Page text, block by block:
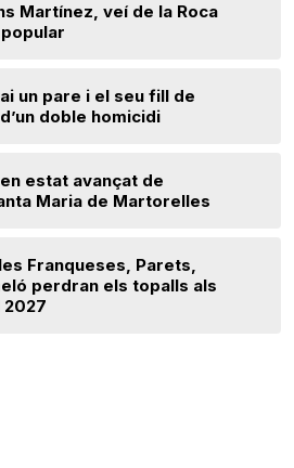
Martínez, veí de la Roca
un pare i el seu fill de
doble homicidi
estat avançat de
Maria de Martorelles
Franqueses, Parets,
perdran els topalls als